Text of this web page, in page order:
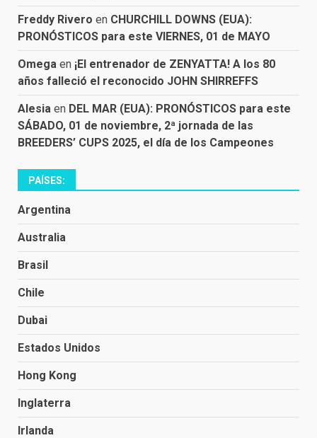
Freddy Rivero en CHURCHILL DOWNS (EUA):
PRONÓSTICOS para este VIERNES, 01 de MAYO
Omega en ¡El entrenador de ZENYATTA! A los 80
años falleció el reconocido JOHN SHIRREFFS
Alesia en DEL MAR (EUA): PRONÓSTICOS para este
SÁBADO, 01 de noviembre, 2ª jornada de las
BREEDERS’ CUPS 2025, el día de los Campeones
PAÍSES:
Argentina
Australia
Brasil
Chile
Dubai
Estados Unidos
Hong Kong
Inglaterra
Irlanda